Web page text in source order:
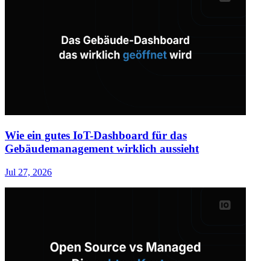
Wie ein gutes IoT-Dashboard für das
Gebäudemanagement wirklich aussieht
Jul 27, 2026